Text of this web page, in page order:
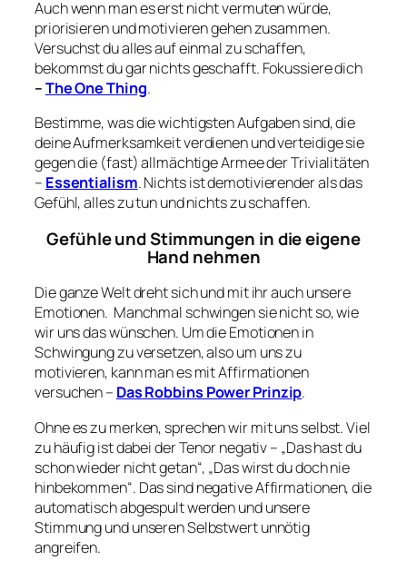
Auch wenn man es erst nicht vermuten würde,
priorisieren und motivieren gehen zusammen.
Versuchst du alles auf einmal zu schaffen,
bekommst du gar nichts geschafft. Fokussiere dich
–The One Thing.
Bestimme, was die wichtigsten Aufgaben sind, die
deine Aufmerksamkeit verdienen und verteidige sie
gegen die (fast) allmächtige Armee der Trivialitäten
– Essentialism. Nichts ist demotivierender als das
Gefühl, alles zu tun und nichts zu schaffen.
Gefühle und Stimmungen in die eigene
Hand nehmen
Die ganze Welt dreht sich und mit ihr auch unsere
Emotionen. Manchmal schwingen sie nicht so, wie
wir uns das wünschen. Um die Emotionen in
Schwingung zu versetzen, also um uns zu
motivieren, kann man es mit Affirmationen
versuchen – Das Robbins Power Prinzip.
Ohne es zu merken, sprechen wir mit uns selbst. Viel
zu häufig ist dabei der Tenor negativ – „Das hast du
schon wieder nicht getan“, „Das wirst du doch nie
hinbekommen“. Das sind negative Affirmationen, die
automatisch abgespult werden und unsere
Stimmung und unseren Selbstwert unnötig
angreifen.